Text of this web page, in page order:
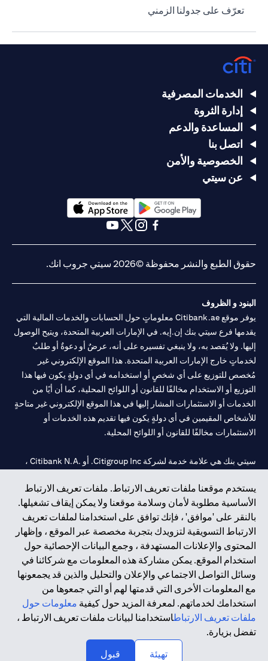
تعرّف على جدولنا الزمني
يستخدم موقعنا ملفات تعريف الارتباط. ملفات تعريف الارتباط
الأساسية مطلوبة لأمان وسلامة موقعنا ولا يمكن إيقاف تشغيلها.
بالنقر على 'موافق' ، فإنك توافق على استخدامنا لملفات تعريف
الارتباط التسويقية لتزويدك بتجربة مخصصة عبر الموقع ، وإظهار
المحتوى والإعلانات المستهدفة ، وجمع البيانات الإحصائية حول
استخدام الموقع. يمكن مشاركة هذه المعلومات مع شركائنا في
وسائل التواصل الاجتماعي والإعلان والتحليل والذين قد يجمعونها
مع المعلومات الأخرى التي قدمتها لهم أو التي جمعوها من
استخدامك لخدماتهم. لمعرفة المزيد حول كيفية معلومات حول
ملفات تعريف الارتباطاستخدامنا لبيانات ملفات تعريف الارتباط ،
تفضل بزيارة.
تهيئة
قبول
الخدمات المصرفية
إدارة الثروة
المساعدة والدعم
اتصل بنا
الخصوصية والأمن
عن سيتي
opens in a new tab
opens in a new tab
حقوق الطبع والنشر محفوظة ©2026 سيتي جروب انك.
البنود و الظروف
يوفر موقع Citibank.ae معلوماتٍ حول الحسابات والخدمات المالية التي
يقدمها فرع سيتي بنك إن.إيه. في الإمارات العربية المتحدة، ويتيح الوصول
إليها. ولا يُقصد به، ولا ينبغي تفسيره على أنه، عرضٌ أو دعوةٌ أو طلبٌ
لخدماتٍ خارج الإمارات العربية المتحدة. هذا الموقع الإلكتروني غير
مُخصص للتوزيع على أي شخصٍ أو استخدامه في أي دولةٍ يكون فيها هذا
التوزيع أو الاستخدام مخالفًا للقانون أو اللوائح المحلية، كما أن أيًا من
الخدمات أو الاستثمارات المشار إليها في هذا الموقع الإلكتروني غير متاحةٍ
للأشخاص المقيمين في أي دولةٍ يكون فيها تقديم هذه الخدمات أو
الاستثمارات مخالفًا للقانون أو اللوائح المحلية.
سيتي بنك هي علامة خدمة لشركة Citigroup Inc. أو .Citibank N.A ،
سيتي بنك إن. إيه. الإمارات مسجل لدى مصرف الإمارات المركزي تحت
أرقام التراخيص 202563 لفرع الوصل في دبي، 531989 لفرع مول
الإمارات في دبي، و CN-1002019 لفرع أبوظبي. هاتف: 4000 311 04.
فرع سيتي بنك إن إيه - الإمارات العربية المتحدة مرخص من مصرف
الإمارات العربية المتحدة المركزي كفرع لبنك أجنبي.
سيتي بنك إن إيه الإمارات العربية المتحدة مرخص من هيئة الأوراق المالية
والسلع في الإمارات العربية المتحدة ("SCA") للقيام بالنشاط المالي لـ أ)
الاستشارات المالية والتعريف والترويج بموجب ترخيص رقم
20200000097 ب) وسيط تداول في الأسواق الدولية بموجب ترخيص